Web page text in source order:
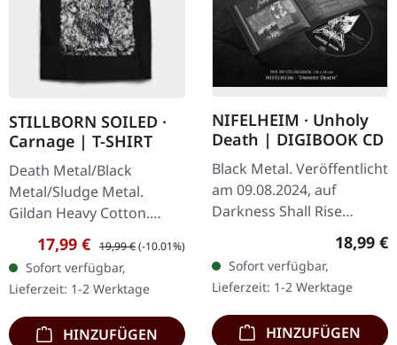
STILLBORN SOILED ·
Carnage | T-SHIRT
Death Metal/Black
Metal/Sludge Metal.
Gildan Heavy Cotton.
100% Baumwolle.
Verkaufspreis:
17,99 € Regulärer Preis:
19,99 €(-10.01%)
Sofort verfügbar,
Lieferzeit: 1-2 Werktage
HINZUFÜGEN
NIFELHEIM · Unholy
Death | DIGIBOOK CD
Black Metal. Veröffentlicht
am 09.08.2024, auf
Darkness Shall Rise
Productions. Luxuriöses
Hardcover-Digibook mit
einem 30-seitigen
Booklet, das…
18,99 €
Sofort verfügbar,
Lieferzeit: 1-2 Werktage
HINZUFÜGEN